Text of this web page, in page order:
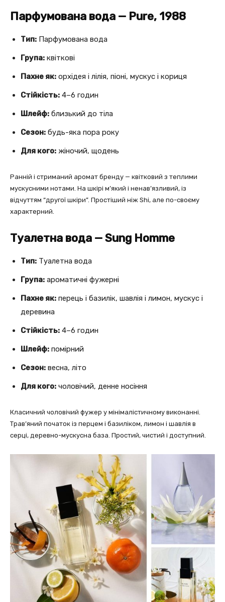
Парфумована вода — Pure, 1988
Тип: Парфумована вода
Група: квіткові
Пахне як: орхідея і лілія, піоні, мускус і кориця
Стійкість: 4–6 годин
Шлейф: близький до тіла
Сезон: будь-яка пора року
Для кого: жіночий, щодень
Ранній і стриманий аромат бренду — квітковий з теплими
мускусними нотами. На шкірі м’який і ненав’язливий, із
відчуттям “другої шкіри”. Простіший ніж Shi, але по-своєму
характерний.
Туалетна вода — Sung Homme
Тип: Туалетна вода
Група: ароматичні фужерні
Пахне як: перець і базилік, шавлія і лимон, мускус і
деревина
Стійкість: 4–6 годин
Шлейф: помірний
Сезон: весна, літо
Для кого: чоловічий, денне носіння
Класичний чоловічий фужер у мінімалістичному виконанні.
Трав’яний початок із перцем і базиліком, лимон і шавлія в
серці, деревно-мускусна база. Простий, чистий і доступний.